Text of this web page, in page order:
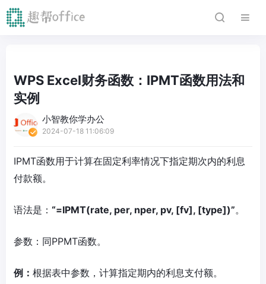
WPS Excel财务函数：IPMT函数用法和
实例
小智教你学办公
2024-07-18 11:06:09
IPMT函数用于计算在固定利率情况下指定期次内的利息
付款额。
语法是： “=IPMT(rate, per, nper, pv, [fv], [type])”。
参数：同PPMT函数。
例： 根据表中参数，计算指定期内的利息支付额。